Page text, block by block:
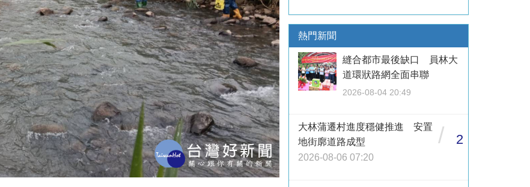
熱門新聞
縫合都市最後缺口 員林大
道環狀路網全面串聯
2026-08-04 20:49
大林蒲遷村進度穩健推進 安置
地街廓道路成型
2026-08-06 07:20
/ 2